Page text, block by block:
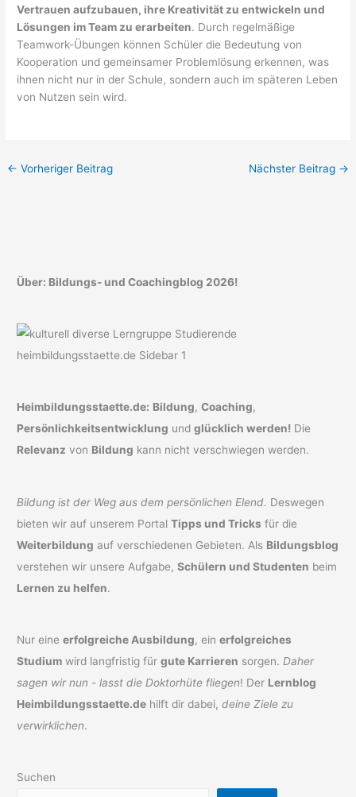
Vertrauen aufzubauen, ihre Kreativität zu entwickeln und
Lösungen im Team zu erarbeiten. Durch regelmäßige
Teamwork-Übungen können Schüler die Bedeutung von
Kooperation und gemeinsamer Problemlösung erkennen, was
ihnen nicht nur in der Schule, sondern auch im späteren Leben
von Nutzen sein wird.
← Vorheriger Beitrag Nächster Beitrag →
Über: Bildungs- und Coachingblog 2026!
Heimbildungsstaette.de: Bildung,Coaching,
Persönlichkeitsentwicklung undglücklich werden! Die
Relevanz von Bildung kann nicht verschwiegen werden.
Bildung ist der Weg aus dem persönlichen Elend. Deswegen
bieten wir auf unserem PortalTipps und Tricks für die
Weiterbildung auf verschiedenen Gebieten. Als Bildungsblog
verstehen wir unsere Aufgabe,Schülern und Studenten beim
Lernen zu helfen.
Nur eineerfolgreiche Ausbildung, einerfolgreiches
Studium wird langfristig fürgute Karrieren sorgen. Daher
sagen wir nun - lasst die Doktorhüte fliegen! Der Lernblog
Heimbildungsstaette.de hilft dir dabei,deine Ziele zu
verwirklichen.
Suchen